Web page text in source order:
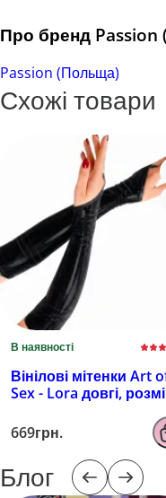
Про бренд
Passion (Польща)
Схожі товари
В наявності
Вінілові мітенки Art
Sex - Lora довгі,
ефектом мокрого
оксамиту
669грн.
Блог